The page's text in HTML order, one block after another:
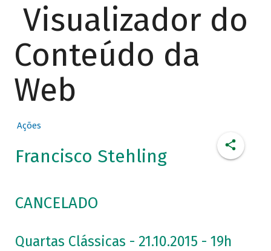
Visualizador do
Conteúdo da
Web
Ações
Francisco Stehling
CANCELADO
Quartas Clássicas - 21.10.2015 - 19h